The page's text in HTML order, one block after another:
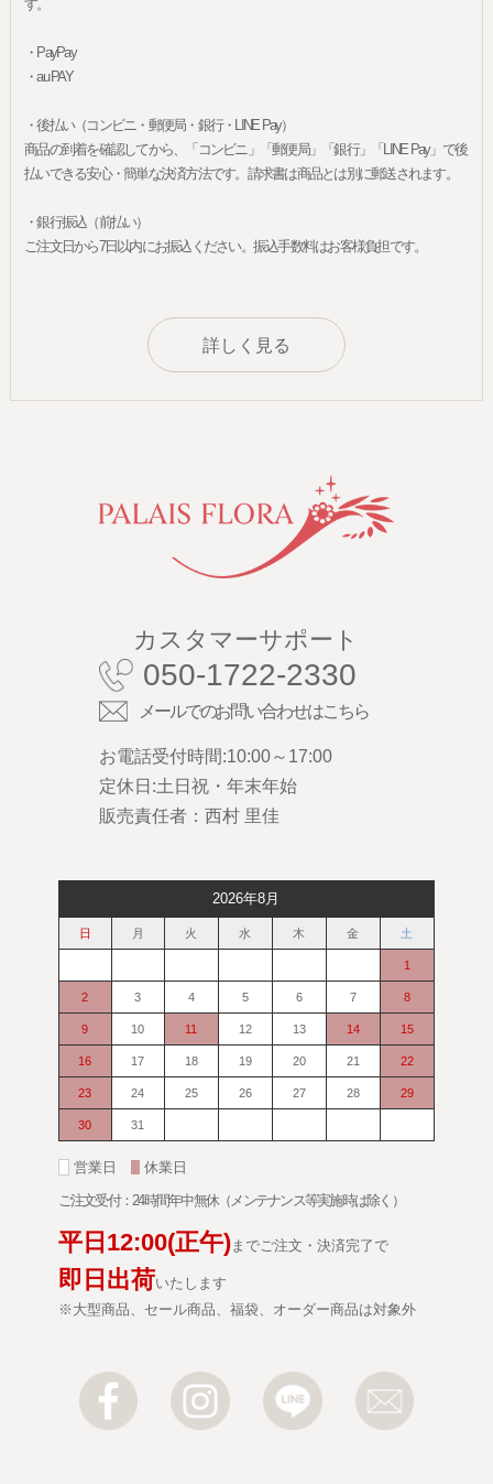
す。
・PayPay
・au PAY
・後払い（コンビニ・郵便局・銀行・LINE Pay）
商品の到着を確認してから、「コンビニ」「郵便局」「銀行」「LINE Pay」で後
払いできる安心・簡単な決済方法です。請求書は商品とは別に郵送されます。
・銀行振込（前払い）
ご注文日から7日以内にお振込ください。振込手数料はお客様負担です。
詳しく見る
カスタマーサポート
050-1722-2330
メールでのお問い合わせはこちら
お電話受付時間:10:00～17:00
定休日:土日祝・年末年始
販売責任者：西村 里佳
2026年8月
日 月 火 水 木 金 土
1
2 3 4 5 6 7 8
9 10 11 12 13 14 15
16 17 18 19 20 21 22
23 24 25 26 27 28 29
30 31
営業日
休業日
ご注文受付：24時間年中無休（メンテナンス等実施時は除く）
平日 12:00(正午)までご注文・決済完了で
即日出荷いたします
※大型商品、セール商品、福袋、オーダー商品は対象外